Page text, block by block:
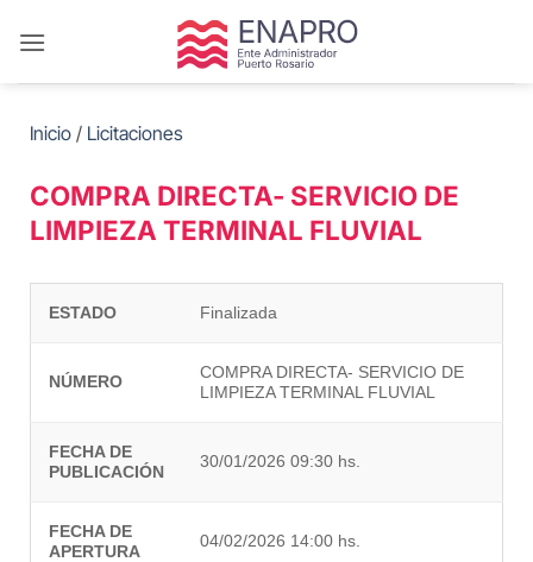
Inicio / Licitaciones
COMPRA DIRECTA- SERVICIO DE
LIMPIEZA TERMINAL FLUVIAL
ESTADO Finalizada
NÚMERO
COMPRA DIRECTA- SERVICIO DE
LIMPIEZA TERMINAL FLUVIAL
FECHA DE
PUBLICACIÓN
30/01/2026 09:30 hs.
FECHA DE
APERTURA
04/02/2026 14:00 hs.